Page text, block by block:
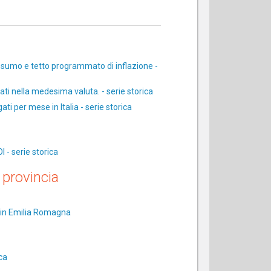
e tetto programmato di inflazione -
nella medesima valuta. - serie storica
per mese in Italia - serie storica
- serie storica
Emilia Romagna